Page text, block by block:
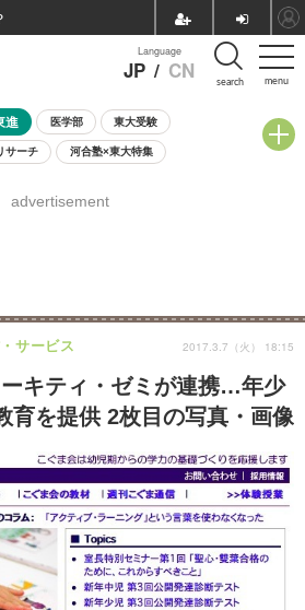
menu
Language
JP / CN search
進 医学部 東大受験
サーチ 河合塾×東大特集
開催学校説明会・相談会
advertisement
キティ・ゼミが連携…年少
育を提供 2枚目の写真・画像
サービス 2017.3.7（火） 18:15